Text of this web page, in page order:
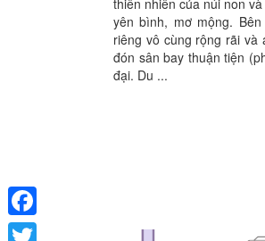
thiên nhiên của núi non
yên bình, mơ mộng.
riêng vô cùng rộng rãi và
đón sân bay thuận tiện
đại. Du ...
Facebook